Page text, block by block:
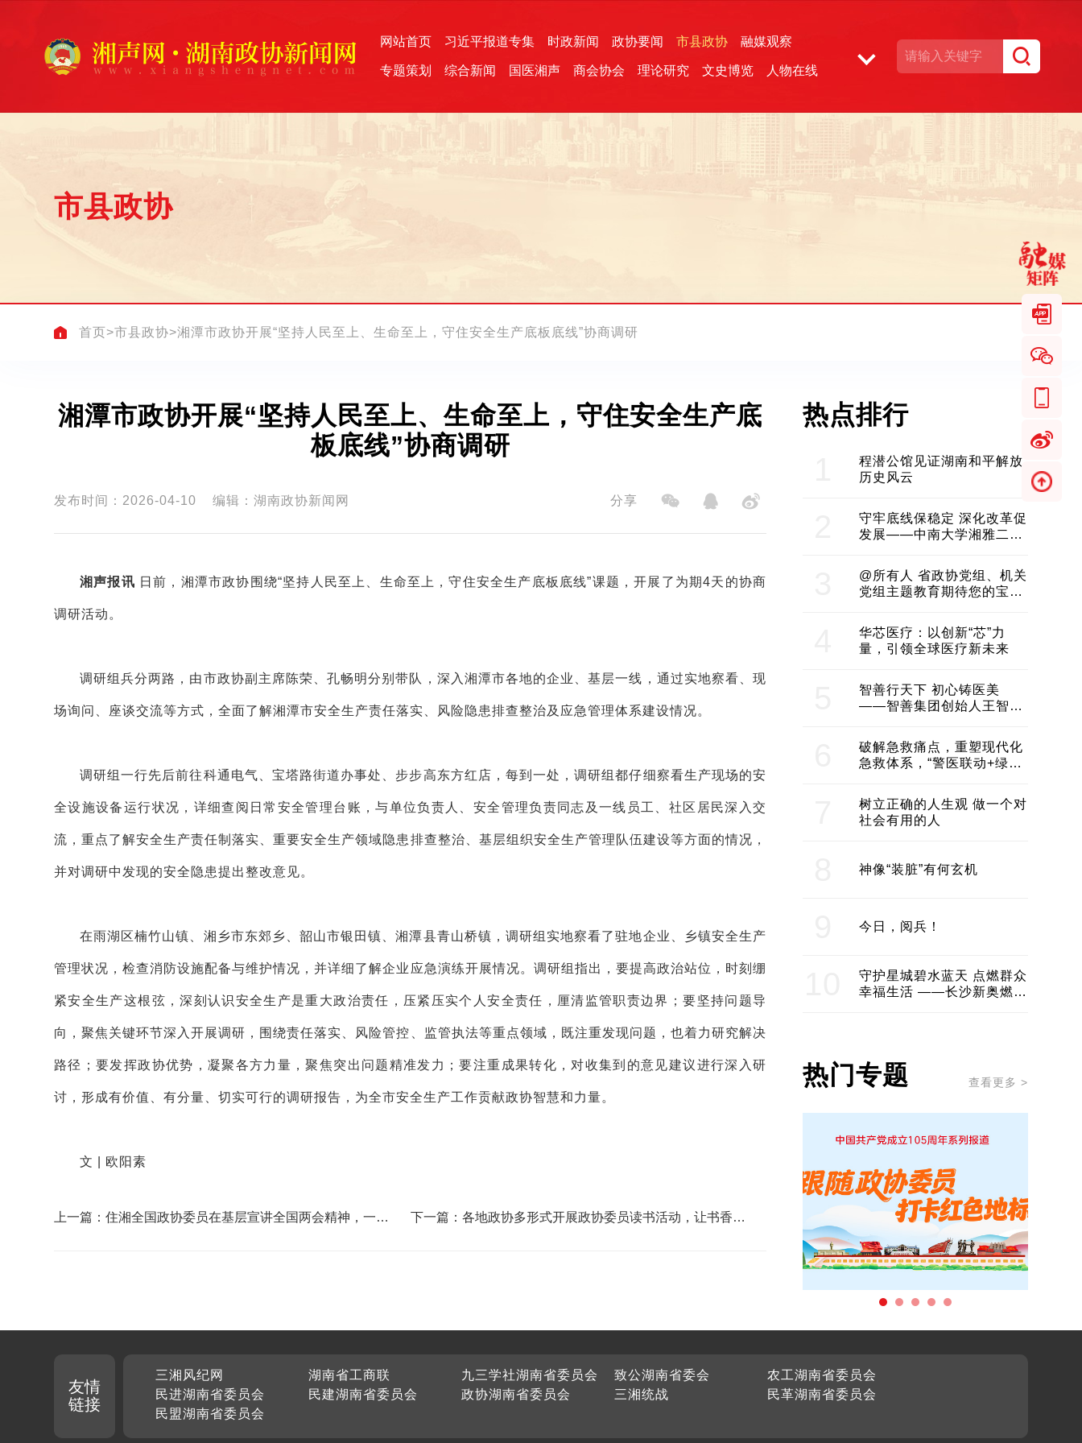
网站首页 习近平报道专集 时政新闻 政协要闻 市县政协 融媒观察
专题策划 综合新闻 国医湘声 商会协会 理论研究 文史博览 人物在线
市县政协
首页>市县政协>湘潭市政协开展“坚持人民至上、生命至上，守住安全生产底板底线”协商调研
湘潭市政协开展“坚持人民至上、生命至上，守住安全生产底
板底线”协商调研
发布时间：2026-04-10 编辑：湖南政协新闻网 分享
湘声报讯 日前，湘潭市政协围绕“坚持人民至上、生命至上，守住安全生产底板底线”课题，开展了为期4天的协商
调研活动。
调研组兵分两路，由市政协副主席陈荣、孔畅明分别带队，深入湘潭市各地的企业、基层一线，通过实地察看、现
场询问、座谈交流等方式，全面了解湘潭市安全生产责任落实、风险隐患排查整治及应急管理体系建设情况。
调研组一行先后前往科通电气、宝塔路街道办事处、步步高东方红店，每到一处，调研组都仔细察看生产现场的安
全设施设备运行状况，详细查阅日常安全管理台账，与单位负责人、安全管理负责同志及一线员工、社区居民深入交
流，重点了解安全生产责任制落实、重要安全生产领域隐患排查整治、基层组织安全生产管理队伍建设等方面的情况，
并对调研中发现的安全隐患提出整改意见。
在雨湖区楠竹山镇、湘乡市东郊乡、韶山市银田镇、湘潭县青山桥镇，调研组实地察看了驻地企业、乡镇安全生产
管理状况，检查消防设施配备与维护情况，并详细了解企业应急演练开展情况。调研组指出，要提高政治站位，时刻绷
紧安全生产这根弦，深刻认识安全生产是重大政治责任，压紧压实个人安全责任，厘清监管职责边界；要坚持问题导
向，聚焦关键环节深入开展调研，围绕责任落实、风险管控、监管执法等重点领域，既注重发现问题，也着力研究解决
路径；要发挥政协优势，凝聚各方力量，聚焦突出问题精准发力；要注重成果转化，对收集到的意见建议进行深入研
讨，形成有价值、有分量、切实可行的调研报告，为全市安全生产工作贡献政协智慧和力量。
文 | 欧阳素
上一篇：住湘全国政协委员在基层宣讲全国两会精神，一线
下一篇：各地政协多形式开展政协委员读书活动，让书香成
热点排行
程潜公馆见证湖南和平解放
历史风云
守牢底线保稳定 深化改革促
发展——中南大学湘雅二医
@所有人 省政协党组、机关
党组主题教育期待您的宝贵
华芯医疗：以创新“芯”力
量，引领全球医疗新未来
智善行天下 初心铸医美
——智善集团创始人王智带
建医美产业良性生态圈
破解急救痛点，重塑现代化
急救体系，“警医联动+绿波
树立正确的人生观 做一个对
社会有用的人
神像“装脏”有何玄机
今日，阅兵！
守护星城碧水蓝天 点燃群众
幸福生活 ——长沙新奥燃气
热门专题 查看更多 >
友情
链接
三湘风纪网 湖南省工商联 九三学社湖南省委员会 致公湖南省委会
农工湖南省委员会
民进湖南省委员会
民建湖南省委员会 政协湖南省委员会 三湘统战
民革湖南省委员会
民盟湖南省委员会